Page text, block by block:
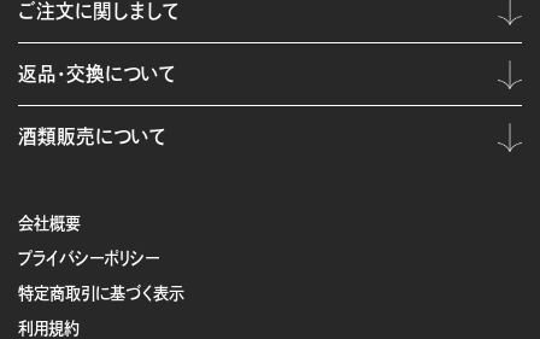
会社概要
プライバシーポリシー
特定商取引に基づく表示
利用規約
ご注文に関しまして
返品・交換について
酒類販売について